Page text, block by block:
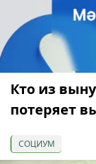
Кто из
потеряет
СОЦИУМ